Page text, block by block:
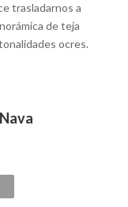
trasladarnos a
de teja
ocres.